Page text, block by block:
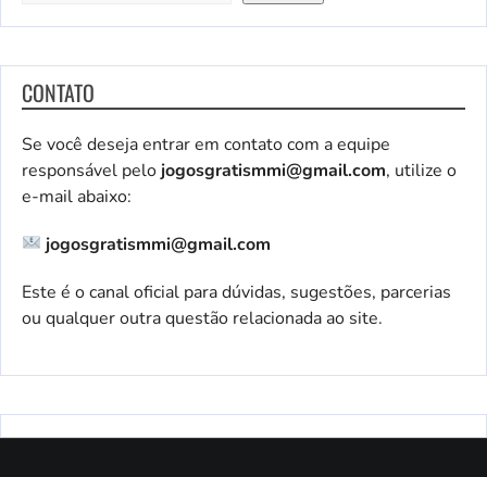
CONTATO
Se você deseja entrar em contato com a equipe
responsável pelo jogosgratismmi@gmail.com, utilize o
e-mail abaixo:
jogosgratismmi@gmail.com
Este é o canal oficial para dúvidas, sugestões, parcerias
ou qualquer outra questão relacionada ao site.